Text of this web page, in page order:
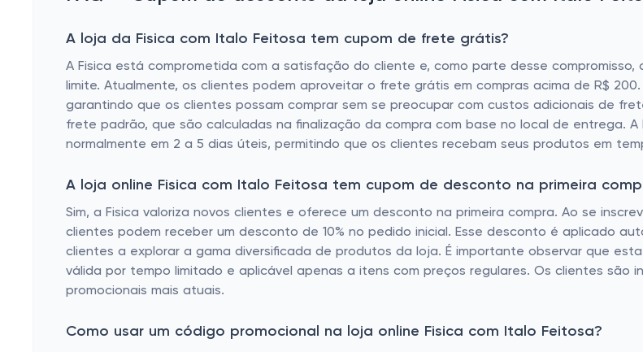
A loja da Fisica com Italo Feitosa tem cupom de frete grátis?
A Fisica está comprometida com a satisfação do cliente e, como parte desse
limite. Atualmente, os clientes podem aproveitar o frete grátis em compras acima de R$
garantindo que os clientes possam comprar sem se preocupar com custos adicionais de
frete padrão, que são calculadas na finalização da compra com base no local de entrega.
normalmente em 2 a 5 dias úteis, permitindo que os clientes recebam seus produtos em
A loja online Fisica com Italo Feitosa tem cupom de desconto na primeira
Sim, a Fisica valoriza novos clientes e oferece um desconto na primeira compra. Ao se
clientes podem receber um desconto de 10% no pedido inicial. Esse desconto é aplicado
clientes a explorar a gama diversificada de produtos da loja. É importante observar que
válida por tempo limitado e aplicável apenas a itens com preços regulares. Os clientes são
promocionais mais atuais.
Como usar um código promocional na loja online Fisica com Italo Feitosa?